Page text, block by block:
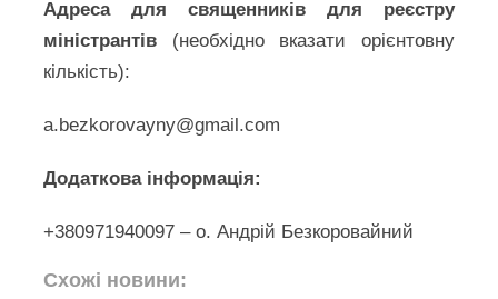
Адреса для священників для реєстру
міністрантів (необхідно вказати орієнтовну
кількість):
a.bezkorovayny@gmail.com
Додаткова інформація:
+380971940097 – о. Андрій Безкоровайний
Схожі новини: